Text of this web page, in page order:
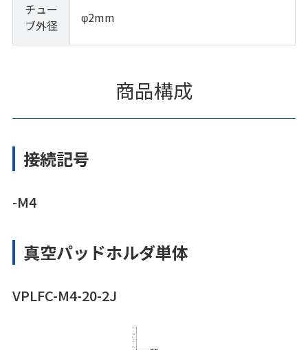
チュー
ブ外径
φ2mm
商品構成
接続記号
-M4
真空パッドホルダ単体
VPLFC-M4-20-2J